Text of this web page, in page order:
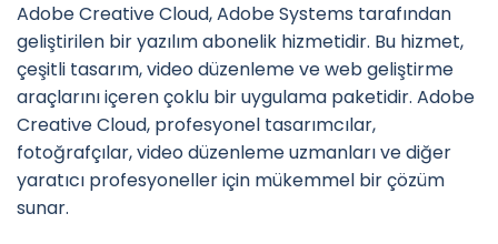
Adobe Creative Cloud, Adobe Systems tarafından
geliştirilen bir yazılım abonelik hizmetidir. Bu hizmet,
çeşitli tasarım, video düzenleme ve web geliştirme
araçlarını içeren çoklu bir uygulama paketidir. Adobe
Creative Cloud, profesyonel tasarımcılar,
fotoğrafçılar, video düzenleme uzmanları ve diğer
yaratıcı profesyoneller için mükemmel bir çözüm
sunar.